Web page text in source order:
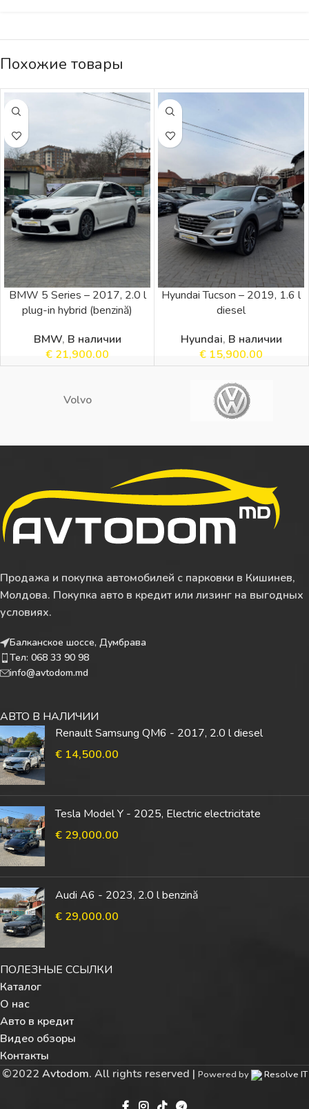
Похожие товары
BMW 5 Series – 2017, 2.0 l
plug-in hybrid (benzină)
BMW, В наличии
€ 21,900.00
Hyundai Tucson – 2019, 1.6 l
diesel
Hyundai, В наличии
€ 15,900.00
Volvo
Продажа и покупка автомобилей с парковки в Кишинев,
Молдова. Покупка авто в кредит или лизинг на выгодных
условиях.
Балканское шоссе, Думбрава
Тел: 068 33 90 98
info@avtodom.md
АВТО В НАЛИЧИИ
Renault Samsung QM6 - 2017, 2.0 l diesel
€ 14,500.00
Tesla Model Y - 2025, Electric electricitate
€ 29,000.00
Audi A6 - 2023, 2.0 l benzină
€ 29,000.00
ПОЛЕЗНЫЕ ССЫЛКИ
Каталог
О нас
Авто в кредит
Видео обзоры
Контакты
©2022 Avtodom. All rights reserved | Powered by Resolve IT